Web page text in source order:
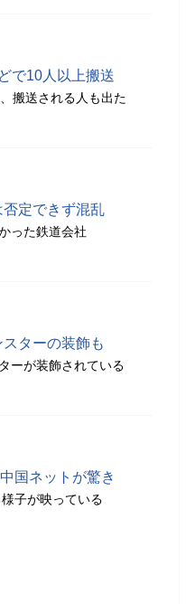
で10人以上搬送
搬送される人も出た
定できず混乱
った鉄道会社
ターの装飾も
ーが装飾されている
国ネットが驚き
子が映っている